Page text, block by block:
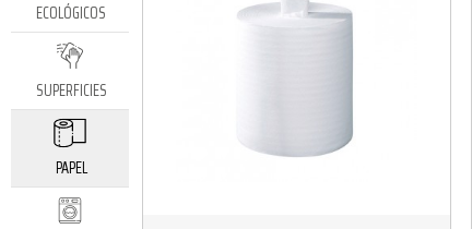
ECOLÓGICOS
SUPERFICIES
PAPEL